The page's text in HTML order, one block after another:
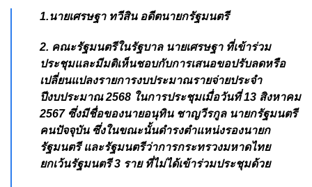
1.นายเศรษฐา ทวีสิน อดีตนายกรัฐมนตรี
2. คณะรัฐมนตรีในรัฐบาล นายเศรษฐา ที่เข้าร่วม
ประชุมและมีมติเห็นชอบกับการเสนอขอปรับลดหรือ
เปลี่ยนแปลงรายการงบประมาณรายจ่ายประจำ
ปีงบประมาณ 2568 ในการประชุมเมื่อวันที่ 13 สิงหาคม
2567 ซึ่งมีชื่อของนายอนุทิน ชาญวีรกูล นายกรัฐมนตรี
คนปัจจุบัน ซึ่งในขณะนั้นดำรงตำแหน่งรองนายก
รัฐมนตรี และรัฐมนตรีว่าการกระทรวงมหาดไทย
ยกเว้นรัฐมนตรี 3 ราย ที่ไม่ได้เข้าร่วมประชุมด้วย